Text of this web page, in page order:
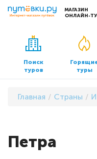
МАГАЗИН
ОНЛАЙН-
Сервисы
Бронирование отелей
Трансфер
Поиск
туров
туры
Главная Страны
Петра